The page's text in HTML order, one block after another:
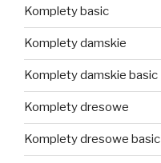
Komplety basic
Komplety damskie
Komplety damskie basic
Komplety dresowe
Komplety dresowe basic